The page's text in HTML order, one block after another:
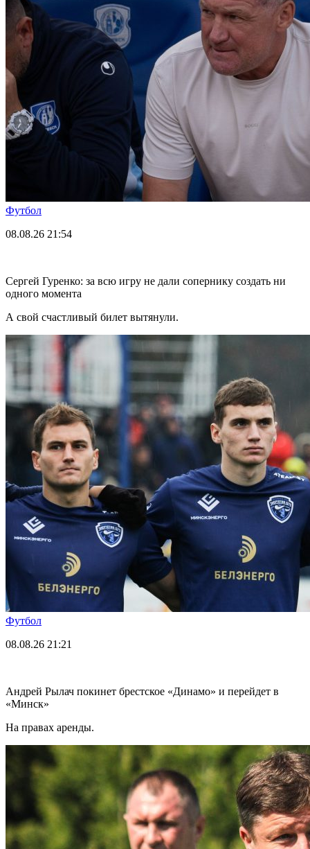
Футбол
08.08.26 21:54
Сергей Гуренко: за всю игру не дали сопернику создать ни
одного момента
А свой счастливый билет вытянули.
Футбол
08.08.26 21:21
Андрей Рылач покинет брестское «Динамо» и перейдет в
«Минск»
На правах аренды.